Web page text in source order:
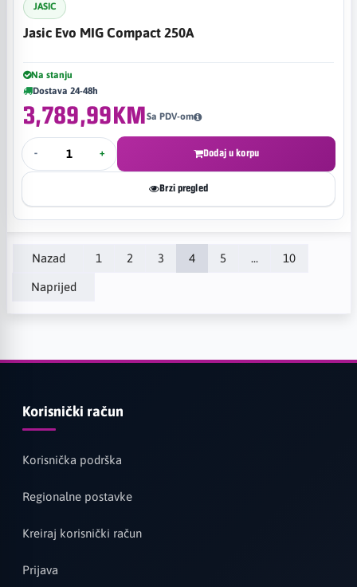
JASIC
Jasic Evo MIG Compact 250A
Na stanju
Dostava 24-48h
3,789,99KMSa PDV-om
- + Dodaj u korpu
Brzi pregled
Nazad 1 2 3 4 5 ... 10
Naprijed
Korisnički račun
Korisnička podrška
Regionalne postavke
Kreiraj korisnički račun
Prijava